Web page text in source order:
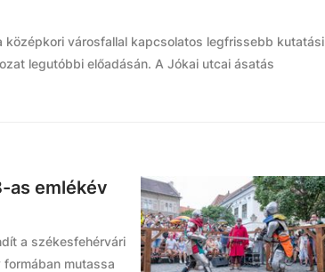
középkori városfallal kapcsolatos legfrissebb kutatási
legutóbbi előadásán. A Jókai utcai ásatás
as emlékév
a székesfehérvári
mutassa